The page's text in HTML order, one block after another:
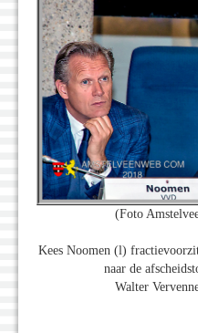
(Foto
Kees Noomen (l)
naar de
Walter